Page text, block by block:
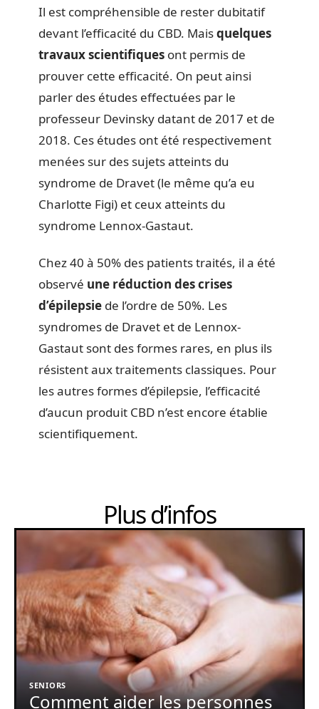
Il est compréhensible de rester dubitatif
devant l’efficacité du CBD. Maisquelques
travaux scientifiques ont permis de
prouver cette efficacité. On peut ainsi
parler des études effectuées par le
professeur Devinsky datant de 2017 et de
2018. Ces études ont été respectivement
menées sur des sujets atteints du
syndrome de Dravet (le même qu’a eu
Charlotte Figi) et ceux atteints du
syndrome Lennox-Gastaut.
Chez 40 à 50% des patients traités, il a été
observé une réduction des crises
d’épilepsie de l’ordre de 50%. Les
syndromes de Dravet et de Lennox-
Gastaut sont des formes rares, en plus ils
résistent aux traitements classiques. Pour
les autres formes d’épilepsie, l’efficacité
d’aucun produit CBD n’est encore établie
scientifiquement.
Plus d’infos
SENIORS
Comment aider les personnes